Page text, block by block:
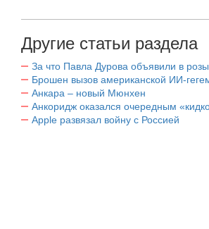
Другие статьи раздела
За что Павла Дурова объявили в
Брошен вызов американской ИИ-
Анкара – новый Мюнхен
Анкоридж оказался очередным
Apple развязал войну с Россией